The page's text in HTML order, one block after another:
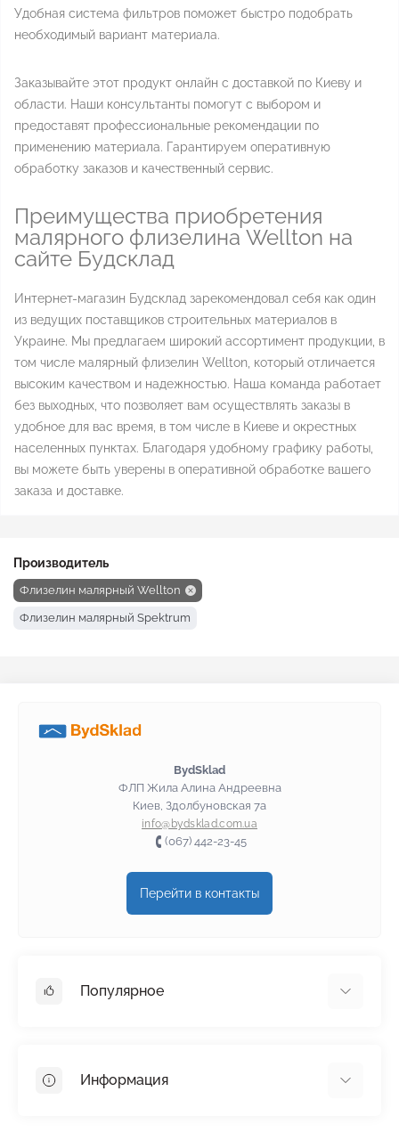
Удобная система фильтров поможет быстро подобрать
необходимый вариант материала.
Заказывайте этот продукт онлайн с доставкой по Киеву и
области. Наши консультанты помогут с выбором и
предоставят профессиональные рекомендации по
применению материала. Гарантируем оперативную
обработку заказов и качественный сервис.
Преимущества приобретения
малярного флизелина Wellton на
сайте Будсклад
Интернет-магазин Будсклад зарекомендовал себя как один
из ведущих поставщиков строительных материалов в
Украине. Мы предлагаем широкий ассортимент продукции, в
том числе малярный флизелин Wellton, который отличается
высоким качеством и надежностью. Наша команда работает
без выходных, что позволяет вам осуществлять заказы в
удобное для вас время, в том числе в Киеве и окрестных
населенных пунктах. Благодаря удобному графику работы,
вы можете быть уверены в оперативной обработке вашего
заказа и доставке.
Производитель
Флизелин малярный Wellton
Флизелин малярный Spektrum
BydSklad
ФЛП Жила Алина Андреевна
Киев, Здолбуновская 7а
info@bydsklad.com.ua
(067) 442-23-45
Перейти в контакты
Популярное
Пенопласт
Информация